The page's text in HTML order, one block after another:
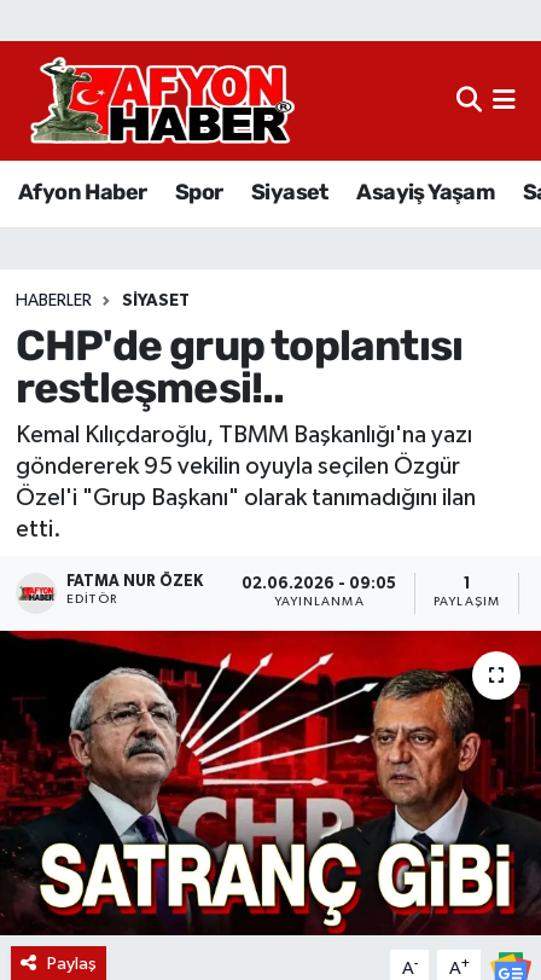
Afyon Haber Spor Siyaset Asayiş Yaşam
HABERLER SIYASET
CHP'de grup toplantısı
restleşmesi!..
Kemal Kılıçdaroğlu, TBMM Başkanlığı'na yazı
göndererek 95 vekilin oyuyla seçilen Özgür
Özel'i "Grup Başkanı" olarak tanımadığını ilan
etti.
FATMA NUR ÖZEK
EDITÖR
02.06.2026 - 09:05
YAYINLANMA PAYLAŞIM
Paylaş A- A+
Afyon Haber
Sağlık
Eğitim
Sivil Toplum
Magazin
Etkinlikler